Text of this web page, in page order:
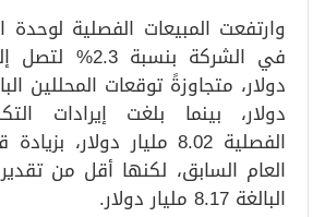
وارتفعت المبيعات الفصلية لوحدة
دولار، بينما بلغت إيرادات
العام السابق، لكنها أقل من
البالغة 8.17 مليار دولار.